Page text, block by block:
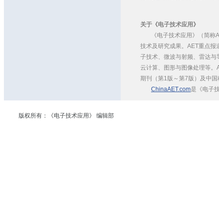
关于《电子技术应用》
《电子技术应用》（简
技术及研究成果。AET重点报
子技术、微波与射频、雷达
云计算、图形与图像处理等
期刊（第1版～第7版）及中
ChinaAET.com是《电子
版权所有：《电子技术应用》 编辑部